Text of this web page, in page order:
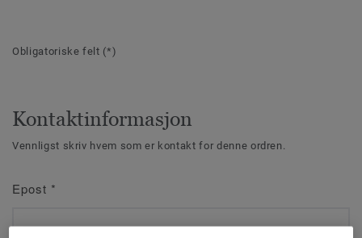
Obligatoriske felt (*)
Kontaktinformasjon
Vennligst skriv hvem som er kontakt for denne ordren.
Epost *